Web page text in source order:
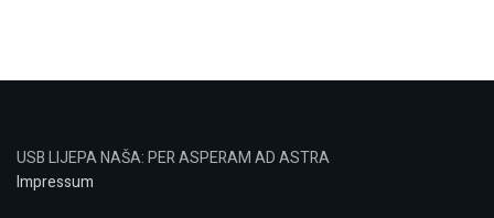
USB LIJEPA NAŠA: PER ASPERAM AD ASTRA
Impressum